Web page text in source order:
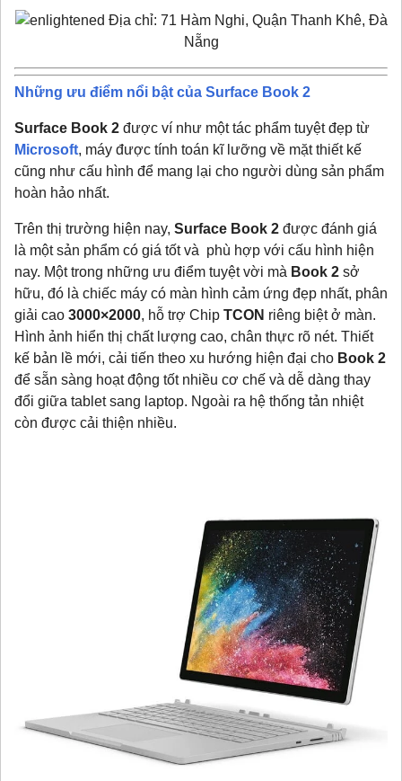
Địa chỉ: 71 Hàm Nghi, Quận Thanh Khê, Đà
Nẵng
Những ưu điểm nổi bật của Surface Book 2
Surface Book 2 được ví như một tác phẩm tuyệt đẹp từ
Microsoft, máy được tính toán kĩ lưỡng về mặt thiết kế
cũng như cấu hình để mang lại cho người dùng sản phẩm
hoàn hảo nhất.
Trên thị trường hiện nay, Surface Book 2 được đánh giá
là một sản phẩm có giá tốt và phù hợp với cấu hình hiện
nay. Một trong những ưu điểm tuyệt vời mà Book 2 sở
hữu, đó là chiếc máy có màn hình cảm ứng đẹp nhất, phân
giải cao 3000×2000, hỗ trợ Chip TCON riêng biệt ở màn.
Hình ảnh hiển thị chất lượng cao, chân thực rõ nét. Thiết
kế bản lề mới, cải tiến theo xu hướng hiện đại cho Book 2
để sẵn sàng hoạt động tốt nhiều cơ chế và dễ dàng thay
đổi giữa tablet sang laptop. Ngoài ra hệ thống tản nhiệt
còn được cải thiện nhiều.